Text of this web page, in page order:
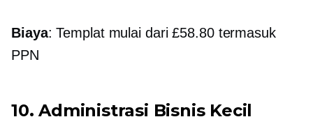
Biaya: Templat mulai dari £58.80 termasuk
PPN
10. Administrasi Bisnis Kecil